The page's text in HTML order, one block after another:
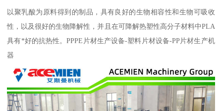
以聚乳酸为原料得到的制品，具有良好的生物相容性和生物可吸收
性，以及很好的生物降解性，并且在可降解热塑性高分子材料中PLA
具有*好的抗热性。PPPE片材生产设备-塑料片材设备-PP片材生产机
器